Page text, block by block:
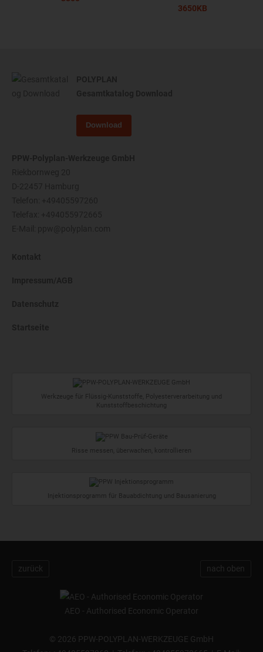
3650KB
Download
Werkzeuge für Flüssig-Kunststoffe, Polyesterverarbeitung und
Kunststoffbeschichtung
Risse messen, überwachen, kontrollieren
Injektionsprogramm für Bauabdichtung und Bausanierung
zurück nach oben
AEO - Authorised Economic Operator
© 2026 PPW-POLYPLAN-WERKZEUGE GmbH